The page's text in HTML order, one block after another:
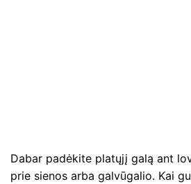
Dabar padėkite platųjį galą ant
prie sienos arba galvūgalio. Kai